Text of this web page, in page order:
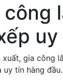
công
gia công
tín hàng đầu.